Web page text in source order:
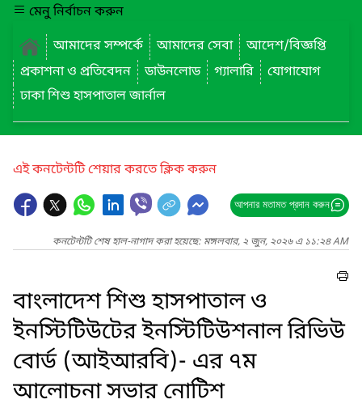
মেনু নির্বাচন করুন
আমাদের সম্পর্কে
আমাদের সেবা
আদেশ/বিজ্ঞপ্তি
প্রকাশনা ও প্রতিবেদন
ডাউনলোড গ্যালারি
যোগাযোগ
ঢাকা শিশু হাসপাতাল জার্নাল
এই কনটেন্টটি শেয়ার করতে ক্লিক করুন
আপনার মতামত প্রদান করুন
কনটেন্টটি শেষ হাল-নাগাদ করা হয়েছে: মঙ্গলবার, ২ জুন, ২০২৬ এ ১১:২৪ AM
বাংলাদেশ শিশু হাসপাতাল ও
ইনস্টিটিউটের ইনস্টিটিউশনাল রিভিউ
বোর্ড (আইআরবি)- এর ৭ম
আলোচনা সভার নোটিশ